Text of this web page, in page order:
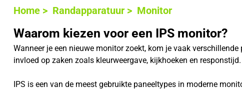
Home > Randapparatuur > Monitor
Waarom kiezen voor een IPS monitor?
Wanneer je een nieuwe monitor zoekt, kom je vaak
invloed op zaken zoals kleurweergave, kijkhoeken en responstijd.
IPS is een van de meest gebruikte paneeltypes in moderne